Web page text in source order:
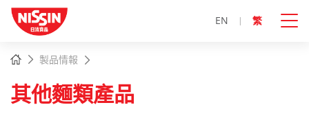
EN 繁
主頁製品情報
其他麵類產品